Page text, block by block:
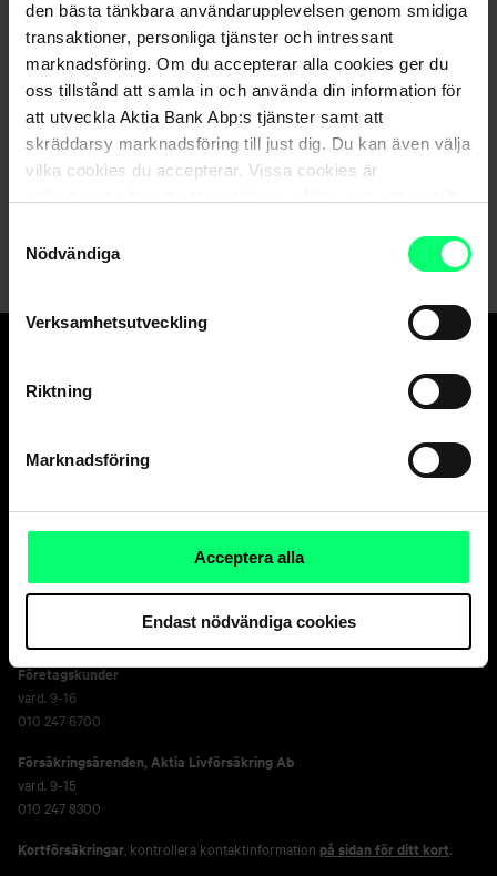
den bästa tänkbara användarupplevelsen genom smidiga
transaktioner, personliga tjänster och intressant
marknadsföring. Om du accepterar alla cookies ger du
oss tillstånd att samla in och använda din information för
att utveckla Aktia Bank Abp:s tjänster samt att
skräddarsy marknadsföring till just dig. Du kan även välja
vilka cookies du accepterar. Vissa cookies är
Nödvändiga
Verksamhetsutveckling
Riktning
Marknadsföring
Acceptera alla
Endast nödvändiga cookies
Hittar du inte det du söker?
Kundservice
Skicka ett meddelande till oss via nätbanken
Den goda banken.
kapitalförvaltaren.
Privatkunder
Företagskunder
vard. 9-16
010 247 6700
Försäkringsärenden,Aktia Livförsäkring Ab
vard. 9-15
010 247 8300
Kortförsäkringar , kontrollera kontaktinformation på sidan för ditt kort.